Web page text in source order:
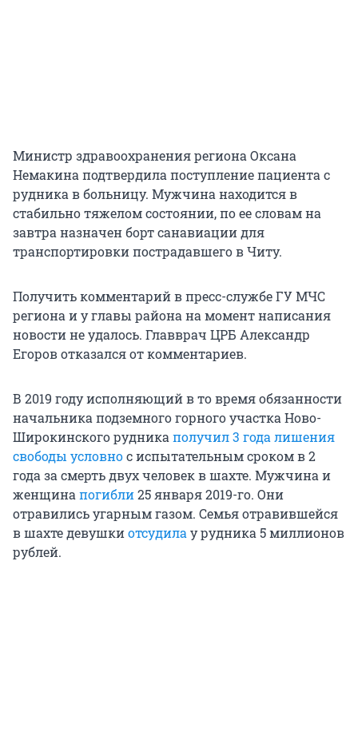
Министр здравоохранения региона Оксана
Немакина подтвердила поступление пациента с
рудника в больницу. Мужчина находится в
стабильно тяжелом состоянии, по ее словам на
завтра назначен борт санавиации для
транспортировки пострадавшего в Читу.
Получить комментарий в пресс-службе ГУ МЧС
региона и у главы района на момент написания
новости не удалось. Главврач ЦРБ Александр
Егоров отказался от комментариев.
В 2019 году исполняющий в то время обязанности
начальника подземного горного участка Ново-
Широкинского рудника получил 3 года лишения
свободы условнос испытательным сроком в 2
года за смерть двух человек в шахте. Мужчина и
женщина погибли25 января 2019-го. Они
отравились угарным газом. Семья отравившейся
в шахте девушкиотсудила у рудника 5 миллионов
рублей.